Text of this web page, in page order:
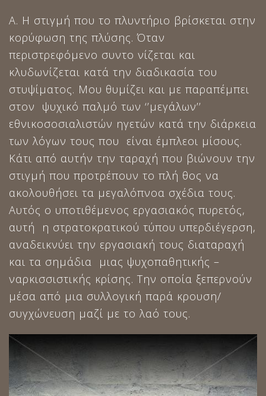
Α. Η στιγμή που το πλυντήριο βρίσκεται στην
κορύφωση της πλύσης. Όταν
περιστρεφόμενο συντο νίζεται και
κλυδωνίζεται κατά την διαδικασία του
στυψίματος. Μου θυμίζει και με παραπέμπει
στον ψυχικό παλμό των ‘’μεγάλων’’
εθνικοσοσιαλιστών ηγετών κατά την διάρκεια
των λόγων τους που είναι έμπλεοι μίσους.
Κάτι από αυτήν την ταραχή που βιώνουν την
στιγμή που προτρέπουν το πλή θος να
ακολουθήσει τα μεγαλόπνοα σχέδια τους.
Αυτός ο υποτιθέμενος εργασιακός πυρετός,
αυτή η στρατοκρατικού τύπου υπερδιέγερση,
αναδεικνύει την εργασιακή τους διαταραχή
και τα σημάδια μιας ψυχοπαθητικής –
ναρκισσιστικής κρίσης. Την οποία ξεπερνούν
μέσα από μια συλλογική παρά κρουση/
συγχώνευση μαζί με το λαό τους.